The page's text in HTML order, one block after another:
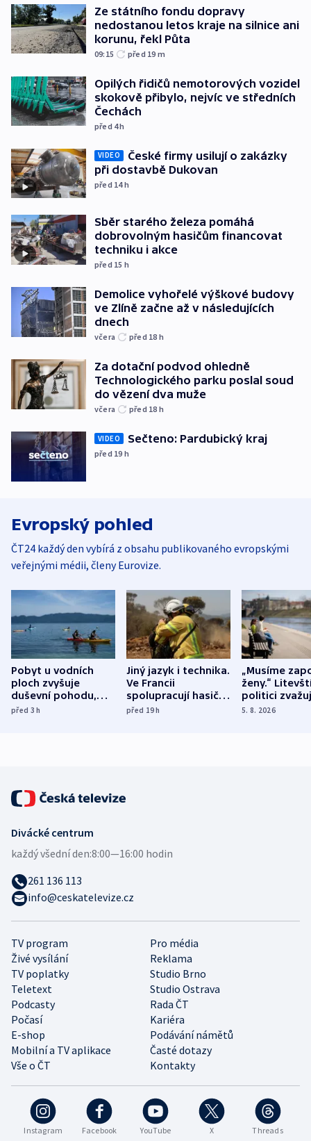
Ze státního fondu dopravy
nedostanou letos kraje na silnice ani
korunu, řekl Půta
09:15 před 19 m
Opilých řidičů nemotorových vozidel
skokově přibylo, nejvíc ve středních
Čechách
před 4h
VIDEO
České firmy usilují o zakázky
při dostavbě Dukovan
před 14h
Sběr starého železa pomáhá
dobrovolným hasičům financovat
techniku i akce
před 15 h
Demolice vyhořelé výškové budovy
ve Zlíně začne až v následujících
dnech
včera před 18 h
Za dotační podvod ohledně
Technologického parku poslal soud
do vězení dva muže
včera před 18 h
VIDEO Sečteno: Pardubický kraj
před 19 h
Evropský pohled
ČT24 každý den vybírá z obsahu publikovaného evropskými
veřejnými médii, členy Eurovize.
Pobyt u vodních
ploch zvyšuje
duševní pohodu,
ukázala
před 3h
Jiný jazyk i technika.
Ve Francii
spolupracují hasiči z
různých zemí
před 19h
„Musíme
ženy.“
politici
dohodu o
5. 8. 2026
Instagram Facebook YouTube X Threads
TV program
Pro média
Živé vysílání
Reklama
TV poplatky
Studio Brno
Teletext
Studio Ostrava
Podcasty
Rada ČT
Počasí
Kariéra
E-shop
Podávání námětů
Mobilní a TV aplikace
Časté dotazy
Vše o ČT
Kontakty
Divácké centrum
každý všední den:8:00—16:00 hodin
261 136 113
info@ceskatelevize.cz